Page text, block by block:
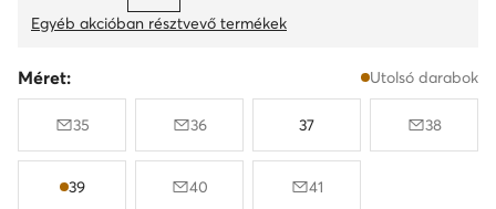
Egyéb akcióban résztvevő termékek
Méret: Utolsó darabok
35 36 37 38
39 40 41